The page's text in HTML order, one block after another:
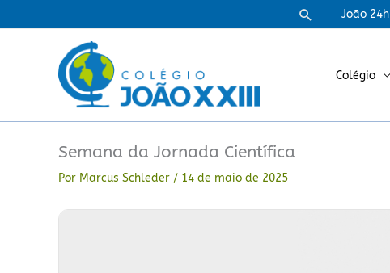
para
PesquisarJoão 24h
Colégio
Semana da Jornada Científica
Por Marcus Schleder / 14 de maio de 2025